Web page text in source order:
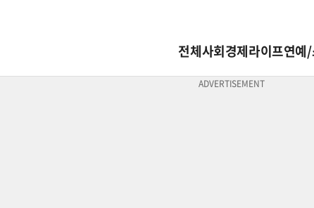
전체사회경제라이프연예